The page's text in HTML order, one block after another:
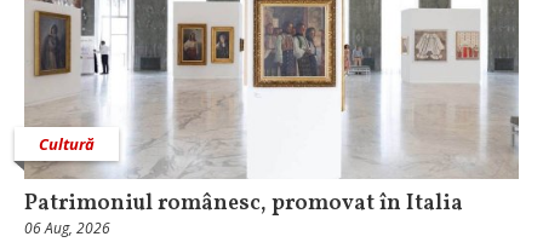
Cultură
Patrimoniul românesc, promovat în Italia
06 Aug, 2026